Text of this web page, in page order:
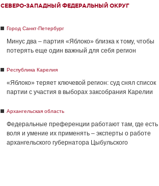
СЕВЕРО-ЗАПАДНЫЙ ФЕДЕРАЛЬНЫЙ ОКРУГ
Город Санкт-Петербург
Минус два – партия «Яблоко» близка к тому, чтобы
потерять еще один важный для себя регион
Республика Карелия
«Яблоко» теряет ключевой регион: суд снял список
партии с участия в выборах заксобрания Карелии
Архангельская область
Федеральные преференции работают там, где есть
воля и умение их применять – эксперты о работе
архангельского губернатора Цыбульского